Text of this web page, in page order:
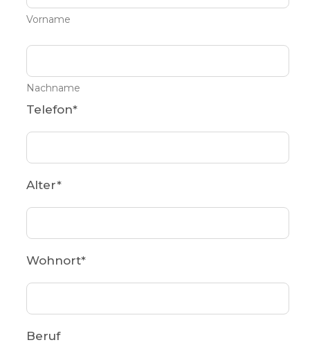
Vorname
Nachname
Telefon*
Alter*
Wohnort*
Beruf